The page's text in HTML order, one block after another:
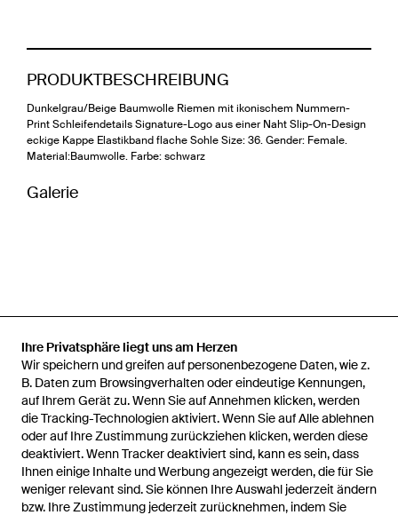
Ihre Privatsphäre liegt uns am Herzen
Wir speichern und greifen auf personenbezogene Daten, wie z.
B. Daten zum Browsingverhalten oder eindeutige Kennungen,
auf Ihrem Gerät zu. Wenn Sie auf Annehmen klicken, werden
die Tracking-Technologien aktiviert. Wenn Sie auf Alle ablehnen
oder auf Ihre Zustimmung zurückziehen klicken, werden diese
deaktiviert. Wenn Tracker deaktiviert sind, kann es sein, dass
Ihnen einige Inhalte und Werbung angezeigt werden, die für Sie
weniger relevant sind. Sie können Ihre Auswahl jederzeit ändern
bzw. Ihre Zustimmung jederzeit zurücknehmen, indem Sie
PRODUKTBESCHREIBUNG
Dunkelgrau/Beige Baumwolle Riemen mit ikonischem Nummern-
Print Schleifendetails Signature-Logo aus einer Naht Slip-On-Design
eckige Kappe Elastikband flache Sohle Size: 36. Gender: Female.
Material:Baumwolle. Farbe: schwarz
Galerie